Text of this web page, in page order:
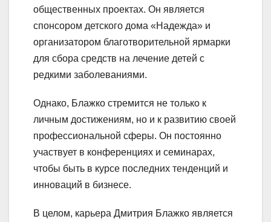
общественных проектах. Он является
спонсором детского дома «Надежда» и
организатором благотворительной ярмарки
для сбора средств на лечение детей с
редкими заболеваниями.
Однако, Блажко стремится не только к
личным достижениям, но и к развитию своей
профессиональной сферы. Он постоянно
участвует в конференциях и семинарах,
чтобы быть в курсе последних тенденций и
инноваций в бизнесе.
В целом, карьера Дмитрия Блажко является